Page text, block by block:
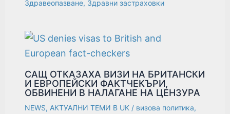
Здравеопазване, Здравни застраховки
САЩ ОТКАЗАХА ВИЗИ НА БРИТАНСКИ
И ЕВРОПЕЙСКИ ФАКТЧЕКЪРИ,
ОБВИНЕНИ В НАЛАГАНЕ НА ЦЕНЗУРА
NEWS, АКТУАЛНИ ТЕМИ В UK / визова политика,